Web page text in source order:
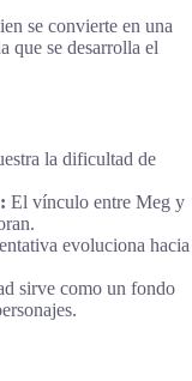
se convierte en una
que se desarrolla el
la dificultad de
El vínculo entre Meg y
evoluciona hacia
sirve como un fondo